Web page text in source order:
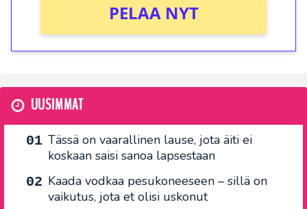
PELAA NYT
UUSIMMAT
Tässä on vaarallinen lause, jota äiti ei
koskaan saisi sanoa lapsestaan
Kaada vodkaa pesukoneeseen – sillä on
vaikutus, jota et olisi uskonut